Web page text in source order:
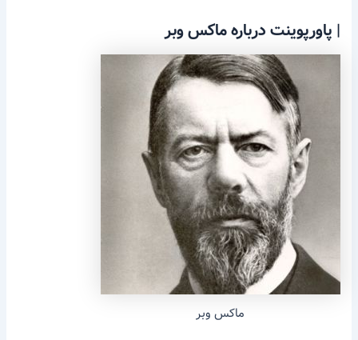
| پاورپوینت درباره ماکس وبر
ماکس وبر